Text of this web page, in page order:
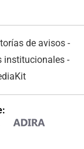
de avisos -
institucionales -